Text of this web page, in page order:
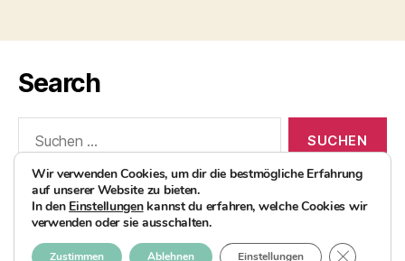
Search
nach:
© 2026AvocadoBanane Foodblog
Wir verwenden Cookies, um dir die bestmögliche Erfahrung
auf unserer Website zu bieten.
In den Einstellungenkannst du erfahren, welche Cookies wir
verwenden oder sie ausschalten.
Zustimmen Ablehnen Einstellungen GDPR